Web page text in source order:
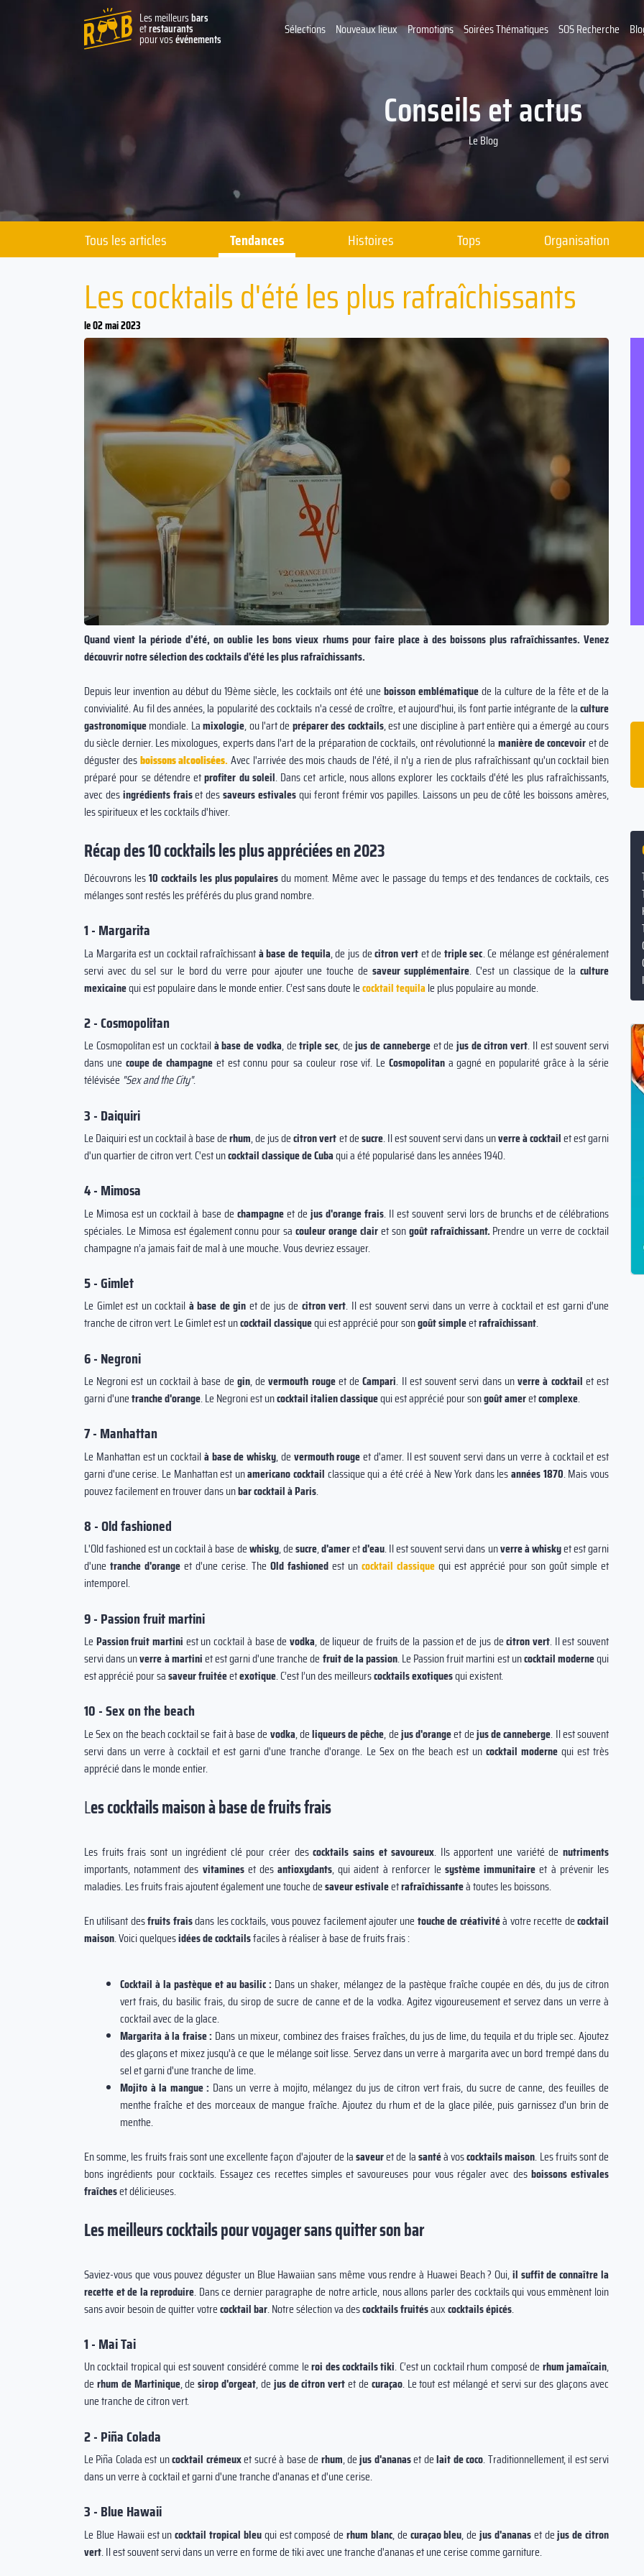
Les meilleursbars
etrestaurants
pour vosévénements
Sélections Nouveaux lieux Promotions Soirées Thématiques SOS Recherche
Conseils et actus
Le Blog
Tous les articles Tendances Histoires Tops Organisation
Les cocktails d'été les plus rafraîchissants
le 02 mai 2023
Quand vient la période d’été, on oublie les bons vieux rhums pour faire place à des boissons plus rafraîchissantes. Venez
découvrir notre sélection des cocktails d'été les plus rafraîchissants.
Depuis leur invention au début du 19ème siècle, les cocktails ont été une boisson emblématiquede la culture de la fête et de la
convivialité. Au fil des années, la popularité des cocktails n'a cessé de croître, et aujourd'hui, ils font partie intégrante de laculture
gastronomiquemondiale. Lamixologie, ou l'art de préparer des cocktails, est une discipline à part entière qui a émergé au cours
du siècle dernier. Les mixologues, experts dans l'art de la préparation de cocktails, ont révolutionné la manière de concevoiret de
déguster desboissons alcoolisées. Avec l'arrivée des mois chauds de l'été, il n'y a rien de plus rafraîchissant qu'un cocktail bien
préparé pour se détendre etprofiter du soleil. Dans cet article, nous allons explorer les cocktails d'été les plus rafraîchissants,
avec desingrédients fraiset dessaveurs estivalesqui feront frémir vos papilles. Laissons un peu de côté les boissons amères,
les spiritueux et les cocktails d'hiver.
Récap des 10 cocktails les plus appréciées en 2023
Découvrons les10 cocktails les plus populairesdu moment. Même avec le passage du temps et des tendances de cocktails, ces
mélanges sont restés les préférés du plus grand nombre.
1 - Margarita
La Margarita est un cocktail rafraîchissantà base de tequila, de jus decitron vertet de triple sec. Ce mélange est généralement
servi avec du sel sur le bord du verre pour ajouter une touche de saveur supplémentaire. C'est un classique de laculture
mexicainequi est populaire dans le monde entier. C’est sans doute lecocktail tequilale plus populaire au monde.
2 - Cosmopolitan
Le Cosmopolitan est un cocktailà base de vodka, detriple sec, dejus de cannebergeet dejus de citron vert. Il est souvent servi
dans une coupe de champagne et est connu pour sa couleur rose vif. Le Cosmopolitana gagné en popularité grâce à la série
télévisée "Sex and the City".
3 - Daiquiri
Le Daiquiri est un cocktail à base derhum, de jus decitron vertet desucre. Il est souvent servi dans unverre à cocktailet est garni
d'un quartier de citron vert. C'est uncocktail classique de Cubaqui a été popularisé dans les années 1940.
4 - Mimosa
Le Mimosa est un cocktail à base de champagneet de jus d'orange frais. Il est souvent servi lors de brunchs et de célébrations
spéciales. Le Mimosa est également connu pour sacouleur orange clairet songoût rafraîchissant. Prendre un verre de cocktail
champagne n’a jamais fait de mal à une mouche. Vous devriez essayer.
5 - Gimlet
Le Gimlet est un cocktail à base de gin et de jus de citron vert. Il est souvent servi dans un verre à cocktail et est garni d'une
tranche de citron vert. Le Gimlet est uncocktail classiquequi est apprécié pour songoût simpleetrafraîchissant.
6 - Negroni
Le Negroni est un cocktail à base de gin, devermouth rougeet deCampari. Il est souvent servi dans unverre à cocktail et est
garni d'unetranche d'orange. Le Negroni est uncocktail italien classiquequi est apprécié pour songoût ameretcomplexe.
7 - Manhattan
Le Manhattan est un cocktailà base dewhisky, de vermouth rougeet d'amer. Il est souvent servi dans un verre à cocktail et est
garni d'une cerise. Le Manhattan est unamericano cocktail classique qui a été créé à New York dans lesannées 1870. Mais vous
pouvez facilement en trouver dans unbar cocktail à Paris.
8 - Old fashioned
L'Old fashioned est un cocktail à base dewhisky, desucre,d'ameretd'eau. Il est souvent servi dans unverre à whiskyet est garni
d'une tranche d'orange et d'une cerise. The Old fashioned est un cocktail classique qui est apprécié pour son goût simple et
intemporel.
9 - Passion fruit martini
Le Passion fruit martini est un cocktail à base de vodka, de liqueur de fruits de la passion et de jus decitron vert. Il est souvent
servi dans unverre à martiniet est garni d'une tranche de fruit de la passion. Le Passion fruit martini est uncocktail modernequi
est apprécié pour sasaveur fruitéeetexotique. C’est l’un des meilleurscocktails exotiquesqui existent.
10 - Sex on the beach
Le Sex on the beach cocktail se fait à base de vodka, deliqueurs de pêche, dejus d'orangeet dejus de canneberge. Il est souvent
servi dans un verre à cocktail et est garni d'une tranche d'orange. Le Sex on the beach est un cocktail modernequi est très
apprécié dans le monde entier.
Les cocktails maison à base de fruits frais
Les fruits frais sont un ingrédient clé pour créer descocktails sains et savoureux. Ils apportent une variété denutriments
importants, notamment des vitamineset desantioxydants, qui aident à renforcer lesystème immunitaire et à prévenir les
maladies. Les fruits frais ajoutent également une touche desaveur estivaleetrafraîchissanteà toutes les boissons.
En utilisant desfruits fraisdans les cocktails, vous pouvez facilement ajouter une touche de créativitéà votre recette decocktail
maison. Voici quelquesidées de cocktailsfaciles à réaliser à base de fruits frais :
Cocktail à la pastèque et au basilic : Dans un shaker, mélangez de la pastèque fraîche coupée en dés, du jus de citron
vert frais, du basilic frais, du sirop de sucre de canne et de la vodka. Agitez vigoureusement et servez dans un verre à
cocktail avec de la glace.
Margarita à la fraise : Dans un mixeur, combinez des fraises fraîches, du jus de lime, du tequila et du triple sec. Ajoutez
des glaçons et mixez jusqu'à ce que le mélange soit lisse. Servez dans un verre à margarita avec un bord trempé dans du
sel et garni d'une tranche de lime.
Mojito à la mangue : Dans un verre à mojito, mélangez du jus de citron vert frais, du sucre de canne, des feuilles de
menthe fraîche et des morceaux de mangue fraîche. Ajoutez du rhum et de la glace pilée, puis garnissez d'un brin de
menthe.
En somme, les fruits frais sont une excellente façon d'ajouter de lasaveuret de lasantéà voscocktails maison. Les fruits sont de
bons ingrédients pour cocktails. Essayez ces recettes simples et savoureuses pour vous régaler avec des boissons estivales
fraîcheset délicieuses.
Les meilleurs cocktails pour voyager sans quitter son bar
Saviez-vous que vous pouvez déguster un Blue Hawaiian sans même vous rendre à Huawei Beach ? Oui,il suffit de connaître la
recette et de la reproduire. Dans ce dernier paragraphe de notre article, nous allons parler des cocktails qui vous emmènent loin
sans avoir besoin de quitter votrecocktail bar. Notre sélection va descocktails fruitésauxcocktails épicés.
1 - Mai Tai
Un cocktail tropical qui est souvent considéré comme leroi des cocktails tiki. C’est un cocktail rhum composé de rhum jamaïcain,
de rhum de Martinique, desirop d'orgeat, dejus de citron vertet de curaçao. Le tout est mélangé et servi sur des glaçons avec
une tranche de citron vert.
2 - Piña Colada
Le Piña Colada est uncocktail crémeuxet sucré à base de rhum, dejus d'ananaset delait de coco. Traditionnellement, il est servi
dans un verre à cocktail et garni d'une tranche d'ananas et d'une cerise.
3 - Blue Hawaii
Le Blue Hawaii est uncocktail tropical bleuqui est composé derhum blanc, de curaçao bleu, de jus d'ananaset dejus de citron
vert. Il est souvent servi dans un verre en forme de tiki avec une tranche d'ananas et une cerise comme garniture.
La consommation d’alcool ne réchauffe
pas : au contraire, elle accentue le
refroidissement de l'organisme à moyen
terme.
16% des couples se sont rencontrés dans
un bar ou une boîte de nuit.